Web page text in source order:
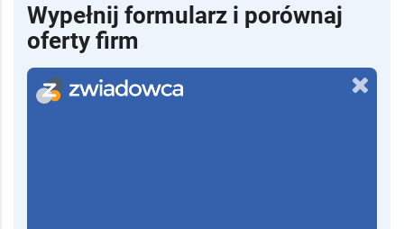
Wypełnij formularz i porównaj
oferty firm